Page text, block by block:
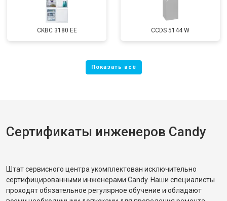
CKBC 3180 EE CCDS 5144 W
Сертификаты инженеров Candy
Штат сервисного центра укомплектован исключительно
сертифицированными инженерами Candy. Наши специалисты
проходят обязательное регулярное обучение и обладают